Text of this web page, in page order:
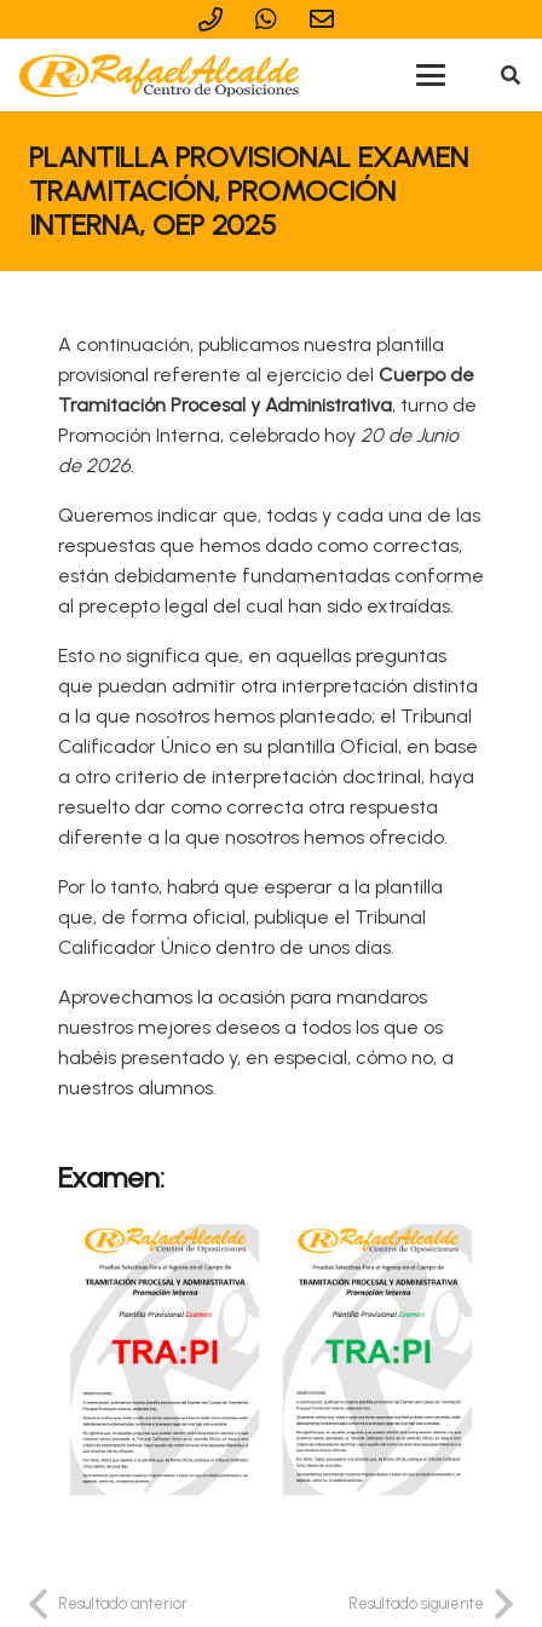
PLANTILLA PROVISIONAL EXAMEN
TRAMITACIÓN, PROMOCIÓN
INTERNA, OEP 2025
A continuación, publicamos nuestra plantilla
provisional referente al ejercicio del Cuerpo de
Tramitación Procesal y Administrativa, turno de
Promoción Interna, celebrado hoy 20 de Junio
de 2026.
Queremos indicar que, todas y cada una de las
respuestas que hemos dado como correctas,
están debidamente fundamentadas conforme
al precepto legal del cual han sido extraídas.
Esto no significa que, en aquellas preguntas
que puedan admitir otra interpretación distinta
a la que nosotros hemos planteado; el Tribunal
Calificador Único en su plantilla Oficial, en base
a otro criterio de interpretación doctrinal, haya
resuelto dar como correcta otra respuesta
diferente a la que nosotros hemos ofrecido.
Por lo tanto, habrá que esperar a la plantilla
que, de forma oficial, publique el Tribunal
Calificador Único dentro de unos días.
Aprovechamos la ocasión para mandaros
nuestros mejores deseos a todos los que os
habéis presentado y, en especial, cómo no, a
nuestros alumnos.
Examen:
Resultado anterior Resultado siguiente